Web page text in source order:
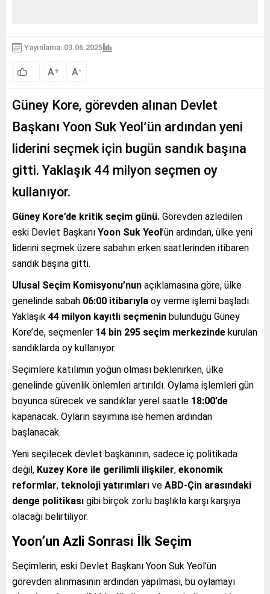
Yayınlama: 03.06.2025
A+ A-
Güney Kore, görevden alınan Devlet
Başkanı Yoon Suk Yeol’ün ardından yeni
liderini seçmek için bugün sandık başına
gitti. Yaklaşık 44 milyon seçmen oy
kullanıyor.
Güney Kore’de kritik seçim günü. Görevden azledilen
eski Devlet Başkanı Yoon Suk Yeol’ün ardından, ülke yeni
liderini seçmek üzere sabahın erken saatlerinden itibaren
sandık başına gitti.
Ulusal Seçim Komisyonu’nun açıklamasına göre, ülke
genelinde sabah 06:00 itibarıyla oy verme işlemi başladı.
Yaklaşık 44 milyon kayıtlı seçmenin bulunduğu Güney
Kore’de, seçmenler 14 bin 295 seçim merkezinde kurulan
sandıklarda oy kullanıyor.
Seçimlere katılımın yoğun olması beklenirken, ülke
genelinde güvenlik önlemleri artırıldı. Oylama işlemleri gün
boyunca sürecek ve sandıklar yerel saatle 18:00’de
kapanacak. Oyların sayımına ise hemen ardından
başlanacak.
Yeni seçilecek devlet başkanının, sadece iç politikada
değil, Kuzey Kore ile gerilimli ilişkiler, ekonomik
reformlar, teknoloji yatırımları ve ABD-Çin arasındaki
denge politikası gibi birçok zorlu başlıkla karşı karşıya
olacağı belirtiliyor.
Yoon’un Azli Sonrası İlk Seçim
Seçimlerin, eski Devlet Başkanı Yoon Suk Yeol’ün
görevden alınmasının ardından yapılması, bu oylamayı